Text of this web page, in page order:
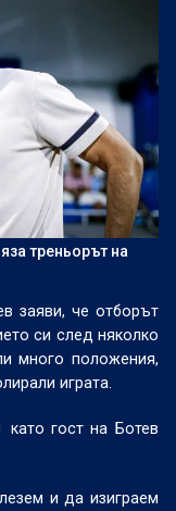
треньорът на
заяви, че отборът
си след няколко
много положения,
играта.
гост на Ботев
и да изиграем